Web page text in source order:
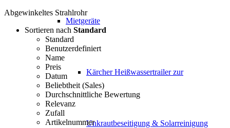
Mietgeräte
Kärcher Heißwassertrailer zur
Unkrautbeseitigung & Solarreinigung
Abgewinkeltes Strahlrohr
Sortieren nach Standard
Standard
Benutzerdefiniert
Name
Preis
Datum
Beliebtheit (Sales)
Durchschnittliche Bewertung
Relevanz
Zufall
Artikelnummer